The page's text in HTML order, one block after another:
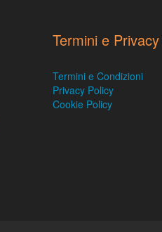
Termini e Privacy
Termini e Condizioni
Privacy Policy
Cookie Policy